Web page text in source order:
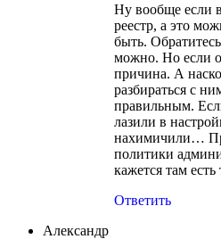
Ну вообще если
реестр, а это
быть.
можно. Но если
причина. А
разбираться с
правильным.
лазили в
нахимичили…
политики
кажется там есть
Ответить
Александр